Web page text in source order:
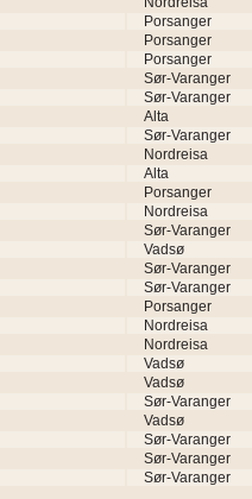
Porsanger
Porsanger
Porsanger
Sør-Varanger
Sør-Varanger
Alta
Sør-Varanger
Nordreisa
Alta
Porsanger
Nordreisa
Sør-Varanger
Vadsø
Sør-Varanger
Sør-Varanger
Porsanger
Nordreisa
Nordreisa
Vadsø
Vadsø
Sør-Varanger
Vadsø
Sør-Varanger
Sør-Varanger
Sør-Varanger